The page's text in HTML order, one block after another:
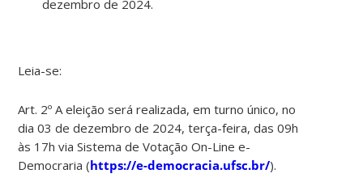
dezembro de 2024.
Leia-se:
Art. 2º A eleição será realizada, em turno único, no
dia 03 de dezembro de 2024, terça-feira, das 09h
às 17h via Sistema de Votação On-Line e-
Democraria (https://e-democracia.ufsc.br/).